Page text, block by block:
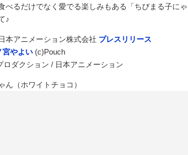
べるだけでなく愛でる楽しみもある「ちびまる子に
♪
本アニメーション株式会社 プレスリリース
宮やよい(c)Pouch
ロダクション / 日本アニメーション
ん（ホワイトチョコ）